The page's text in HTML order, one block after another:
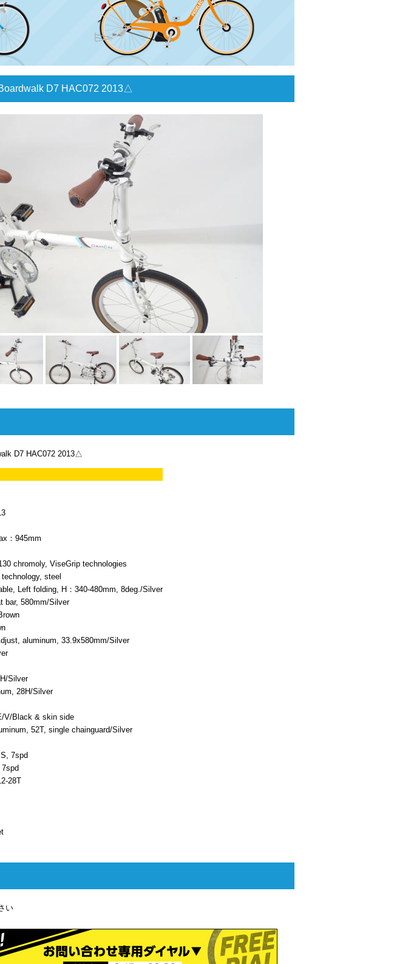
D7 HAC072 2013△
D7 HAC072 2013△
：945mm
chromoly, ViseGrip technologies
steel
Left folding, H：340-480mm, 8deg./Silver
bar, 580mm/Silver
aluminum, 33.9x580mm/Silver
Silver
28H/Silver
V/Black & skin side
52T, single chainguard/Silver
7spd
28T
い